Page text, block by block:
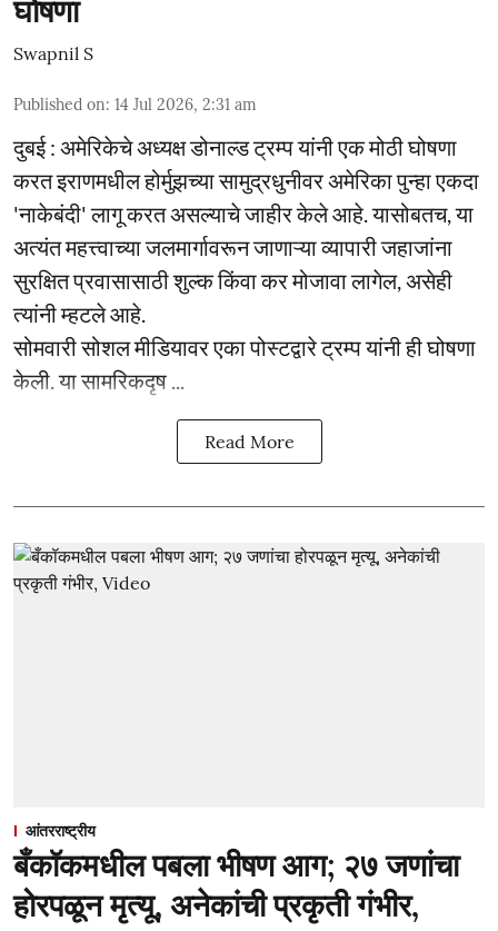
घोषणा
Swapnil S
Published on: 14 Jul 2026, 2:31 am
दुबई : अमेरिकेचे अध्यक्ष डोनाल्ड ट्रम्प यांनी एक मोठी घोषणा
करत इराणमधील होर्मुझच्या सामुद्रधुनीवर अमेरिका पुन्हा एकदा
'नाकेबंदी' लागू करत असल्याचे जाहीर केले आहे. यासोबतच, या
अत्यंत महत्त्वाच्या जलमार्गावरून जाणाऱ्या व्यापारी जहाजांना
सुरक्षित प्रवासासाठी शुल्क किंवा कर मोजावा लागेल, असेही
त्यांनी म्हटले आहे.
सोमवारी सोशल मीडियावर एका पोस्टद्वारे ट्रम्प यांनी ही घोषणा
केली. या सामरिकदृष ...
Read More
आंतरराष्ट्रीय
बँकॉकमधील पबला भीषण आग; २७ जणांचा
होरपळून मृत्यू, अनेकांची प्रकृती गंभीर,